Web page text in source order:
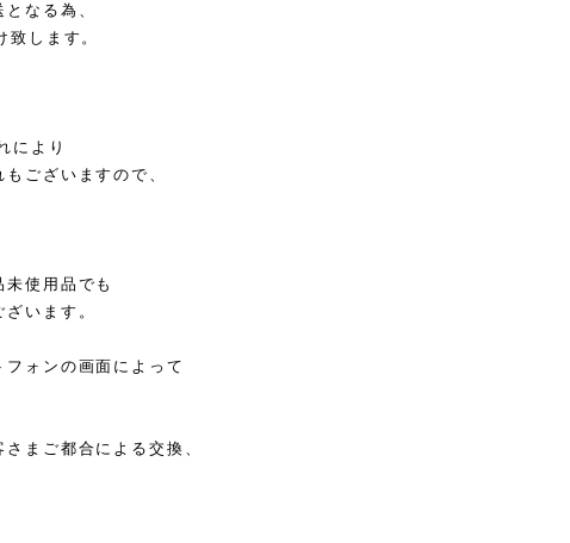
なる為、
します。
により
ございますので、
使用品でも
います。
ォンの画面によって
まご都合による交換、